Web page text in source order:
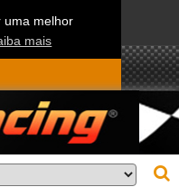
uma melhor
mais